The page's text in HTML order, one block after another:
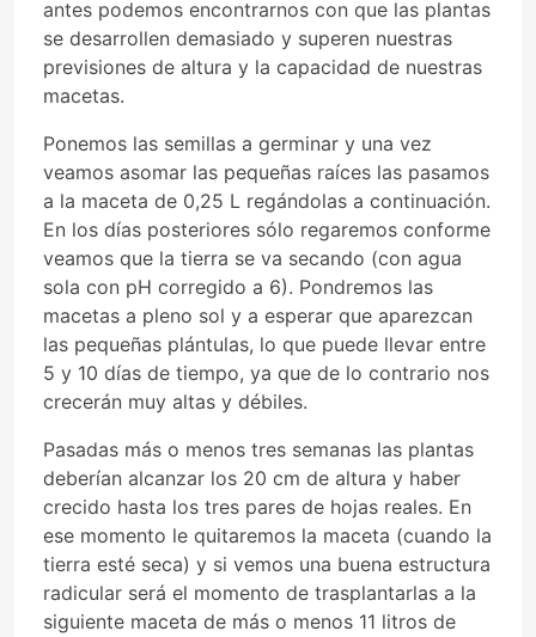
antes podemos encontrarnos con que las plantas
se desarrollen demasiado y superen nuestras
previsiones de altura y la capacidad de nuestras
macetas.
Ponemos las semillas a germinar y una vez
veamos asomar las pequeñas raíces las pasamos
a la maceta de 0,25 L regándolas a continuación.
En los días posteriores sólo regaremos conforme
veamos que la tierra se va secando (con agua
sola con pH corregido a 6). Pondremos las
macetas a pleno sol y a esperar que aparezcan
las pequeñas plántulas, lo que puede llevar entre
5 y 10 días de tiempo, ya que de lo contrario nos
crecerán muy altas y débiles.
Pasadas más o menos tres semanas las plantas
deberían alcanzar los 20 cm de altura y haber
crecido hasta los tres pares de hojas reales. En
ese momento le quitaremos la maceta (cuando la
tierra esté seca) y si vemos una buena estructura
radicular será el momento de trasplantarlas a la
siguiente maceta de más o menos 11 litros de